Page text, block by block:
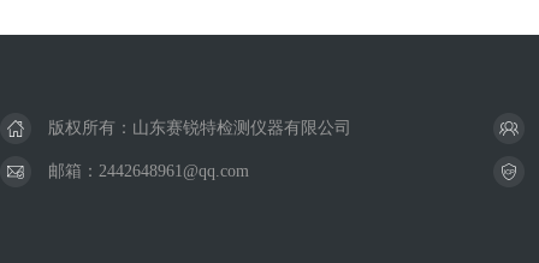
版权所有：山东赛锐特检测仪器有限公司
邮箱：2442648961@qq.com